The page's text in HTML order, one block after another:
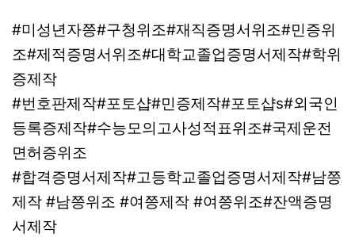
#미성년자쯩#구청위조#재직증명서위조#민증위
조#제적증명서위조#대학교졸업증명서제작#학위
증제작
#번호판제작#포토샵#민증제작#포토샵s#외국인
등록증제작#수능모의고사성적표위조#국제운전
면허증위조
#합격증명서제작#고등학교졸업증명서제작#남쯩
제작 #남쯩위조 #여쯩제작 #여쯩위조#잔액증명
서제작